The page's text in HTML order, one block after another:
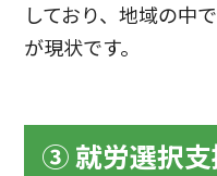
しており、地域の中
が現状です。
③ 就労選択支